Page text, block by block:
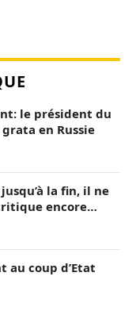
le président du
en Russie
la fin, il ne
encore
au coup d’Etat